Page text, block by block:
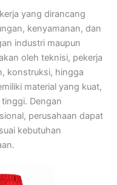
yang dirancang
kenyamanan, dan
industri maupun
oleh teknisi, pekerja
konstruksi, hingga
material yang kuat,
Dengan
perusahaan dapat
kebutuhan